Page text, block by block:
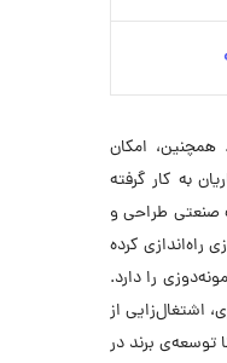
همچنین، امکان
به کار گرفته
صنعتی طراحی و
کرده
را دارد.
اشتغال‌زایی از
توسعه‌ی برند در